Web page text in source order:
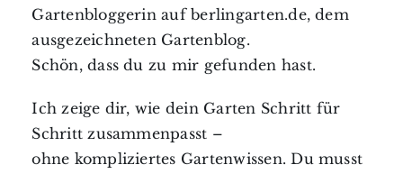
Gartenbloggerin auf berlingarten.de, dem
ausgezeichneten Gartenblog.
Schön, dass du zu mir gefunden hast.
Ich zeige dir, wie dein Garten Schritt für
Schritt zusammenpasst –
ohne kompliziertes Gartenwissen. Du musst